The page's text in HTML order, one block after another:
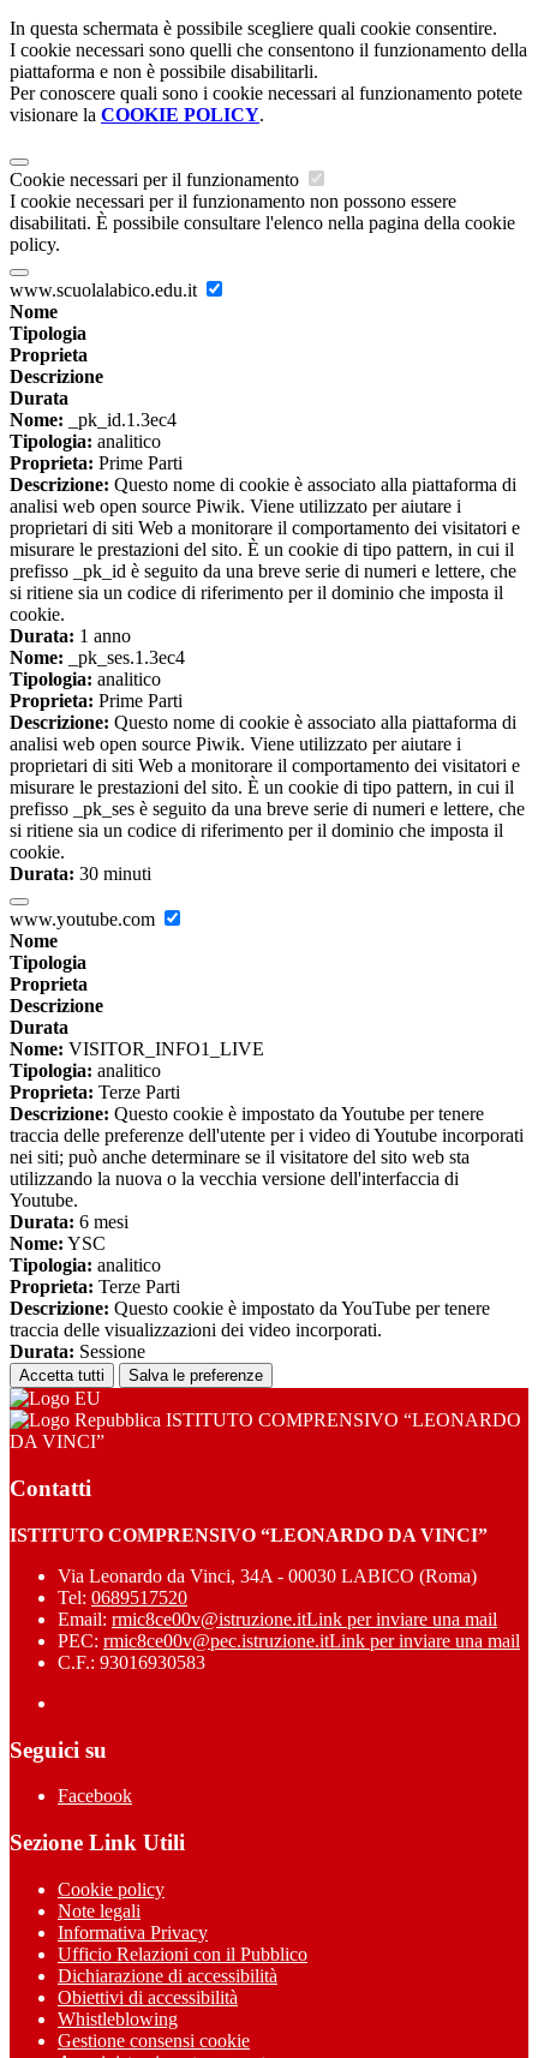
In questa schermata è possibile scegliere quali cookie consentire.
I cookie necessari sono quelli che consentono il funzionamento della
piattaforma e non è possibile disabilitarli.
Per conoscere quali sono i cookie necessari al funzionamento potete
visionare la COOKIE POLICY.
Cookie necessari per il funzionamento
I cookie necessari per il funzionamento non possono essere
disabilitati. È possibile consultare l'elenco nella pagina della cookie
policy.
www.scuolalabico.edu.it
Nome
Tipologia
Proprieta
Descrizione
Durata
Nome: _pk_id.1.3ec4
Tipologia: analitico
Proprieta: Prime Parti
Descrizione: Questo nome di cookie è associato alla piattaforma di
analisi web open source Piwik. Viene utilizzato per aiutare i
proprietari di siti Web a monitorare il comportamento dei visitatori e
misurare le prestazioni del sito. È un cookie di tipo pattern, in cui il
prefisso _pk_id è seguito da una breve serie di numeri e lettere, che
si ritiene sia un codice di riferimento per il dominio che imposta il
cookie.
Durata: 1 anno
Nome: _pk_ses.1.3ec4
Tipologia: analitico
Proprieta: Prime Parti
Descrizione: Questo nome di cookie è associato alla piattaforma di
analisi web open source Piwik. Viene utilizzato per aiutare i
proprietari di siti Web a monitorare il comportamento dei visitatori e
misurare le prestazioni del sito. È un cookie di tipo pattern, in cui il
prefisso _pk_ses è seguito da una breve serie di numeri e lettere, che
si ritiene sia un codice di riferimento per il dominio che imposta il
cookie.
Durata: 30 minuti
www.youtube.com
Nome
Tipologia
Proprieta
Descrizione
Durata
Nome: VISITOR_INFO1_LIVE
Tipologia: analitico
Proprieta: Terze Parti
Descrizione: Questo cookie è impostato da Youtube per tenere
traccia delle preferenze dell'utente per i video di Youtube incorporati
nei siti; può anche determinare se il visitatore del sito web sta
utilizzando la nuova o la vecchia versione dell'interfaccia di
Youtube.
Durata: 6 mesi
Nome: YSC
Tipologia: analitico
Proprieta: Terze Parti
Descrizione: Questo cookie è impostato da YouTube per tenere
traccia delle visualizzazioni dei video incorporati.
Durata: Sessione
Accetta tutti Salva le preferenze
ISTITUTO COMPRENSIVO “LEONARDO
DA VINCI”
Contatti
ISTITUTO COMPRENSIVO “LEONARDO DA VINCI”
Via Leonardo da Vinci, 34A - 00030 LABICO (Roma)
Tel: 0689517520
Email: rmic8ce00v@istruzione.itLink per inviare una mail
PEC: rmic8ce00v@pec.istruzione.itLink per inviare una mail
C.F.: 93016930583
Seguici su
Facebook
Sezione Link Utili
Cookie policy
Note legali
Informativa Privacy
Ufficio Relazioni con il Pubblico
Dichiarazione di accessibilità
Obiettivi di accessibilità
Whistleblowing
Gestione consensi cookie